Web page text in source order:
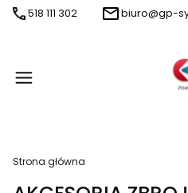
518 111 302 biuro@gp-
Strona główna